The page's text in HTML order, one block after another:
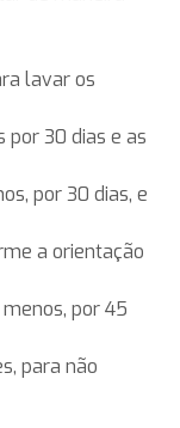
lavar os
por 30 dias e as
por 30 dias, e
a orientação
por 45
para não